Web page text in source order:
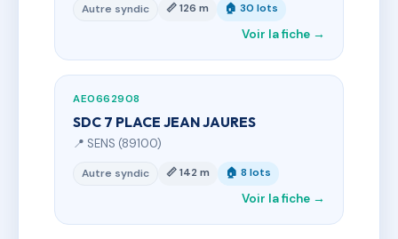
Autre syndic 📏 126 m 🏠 30 lots
Voir la fiche →
AE0662908
SDC 7 PLACE JEAN JAURES
📍 SENS (89100)
Autre syndic 📏 142 m 🏠 8 lots
Voir la fiche →